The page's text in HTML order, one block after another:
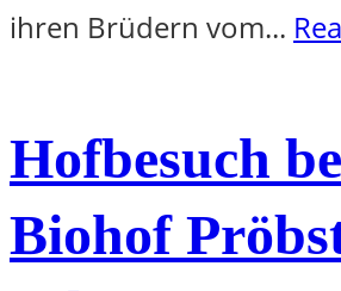
ihren Brüdern vom...
Hofbesuch
Biohof